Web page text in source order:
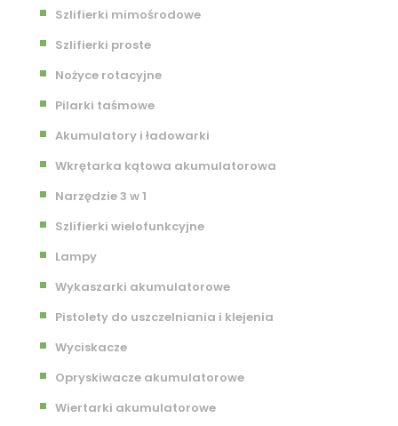
Szlifierki mimośrodowe
Szlifierki proste
Nożyce rotacyjne
Pilarki taśmowe
Akumulatory i ładowarki
Wkrętarka kątowa akumulatorowa
Narzędzie 3 w 1
Szlifierki wielofunkcyjne
Lampy
Wykaszarki akumulatorowe
Pistolety do uszczelniania i klejenia
Wyciskacze
Opryskiwacze akumulatorowe
Wiertarki akumulatorowe